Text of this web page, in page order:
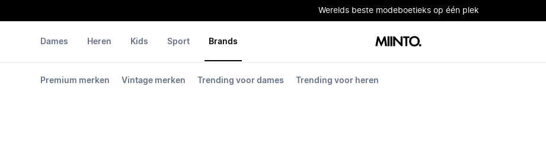
Werelds beste modeboetieks op één plek
Dames Heren Kids Sport Brands
Premium merken Vintage merken Trending voor dames Trending voor heren